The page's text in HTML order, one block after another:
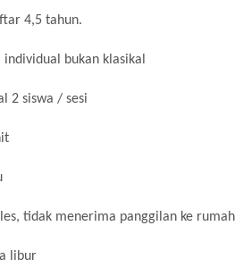
4,5 tahun.
bukan klasikal
2 siswa / sesi
tidak menerima panggilan ke rumah
libur